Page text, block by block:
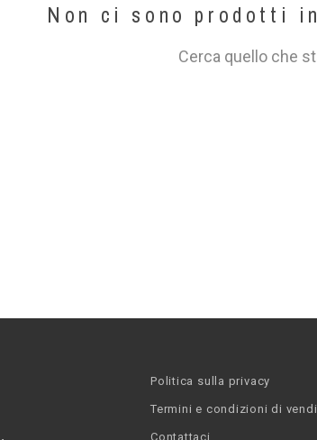
Non ci sono prodotti
Cerca quello che
Politica sulla privacy
Termini e condizioni di
Contattaci